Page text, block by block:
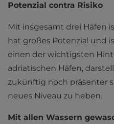
Potenzial contra Risiko
Mit insgesamt drei Häfen
hat großes Potenzial und
einen der wichtigsten
adriatischen Häfen,
zukünftig noch präsenter
neues Niveau zu heben.
Mit allen Wassern